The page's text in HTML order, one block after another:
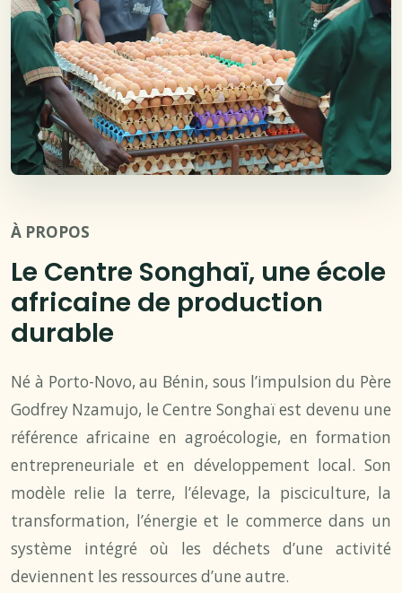
À PROPOS
Le Centre Songhaï, une école
africaine de production
durable
Né à Porto-Novo, au Bénin, sous l’impulsion du Père
Godfrey Nzamujo, le Centre Songhaï est devenu une
référence africaine en agroécologie, en formation
entrepreneuriale et en développement local. Son
modèle relie la terre, l’élevage, la pisciculture, la
transformation, l’énergie et le commerce dans un
système intégré où les déchets d’une activité
deviennent les ressources d’une autre.